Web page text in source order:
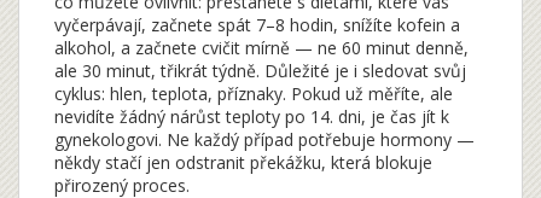
vyčerpávají, začnete spát 7–8 hodin, snížíte kofein a
alkohol, a začnete cvičit mírně — ne 60 minut denně,
ale 30 minut, třikrát týdně. Důležité je i sledovat svůj
cyklus: hlen, teplota, příznaky. Pokud už měříte, ale
nevidíte žádný nárůst teploty po 14. dni, je čas jít k
gynekologovi. Ne každý případ potřebuje hormony —
někdy stačí jen odstranit překážku, která blokuje
přirozený proces.